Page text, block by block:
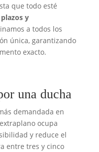
que todo esté
y
a todos los
única, garantizando
exacto.
una ducha
demandada en
ocupa
y reduce el
entre tres y cinco